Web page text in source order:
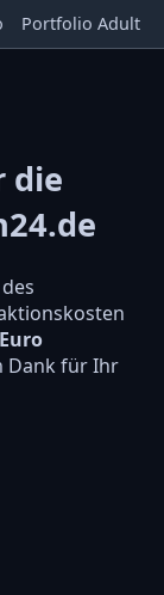
Portfolio Adult
die
Dank für Ihr